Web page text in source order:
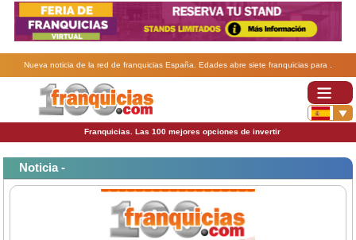
Nueva noticia de la red de franquicias España. Edades abre siete franquicias para .
Franquicias. Las 100 mejores opciones de invertir
Noticia -